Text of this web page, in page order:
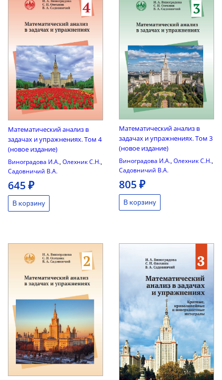
Математический анализ в
задачах и упражнениях. Том 4
(новое издание)
Виноградова И.А.,Олехник С.Н.,
Садовничий В.А.
645 ₽
Математический анализ в
задачах и упражнениях. Том 3
(новое издание)
Виноградова И.А.,Олехник С.Н.,
Садовничий В.А.
805 ₽